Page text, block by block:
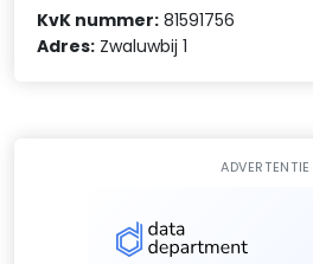
KvK nummer: 81591756
Adres: Zwaluwbij 1
ADVERTENTIE